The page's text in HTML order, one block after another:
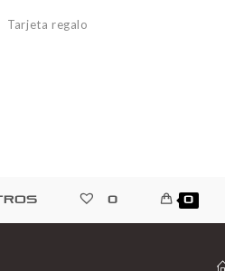
Tarjeta regalo
0 0